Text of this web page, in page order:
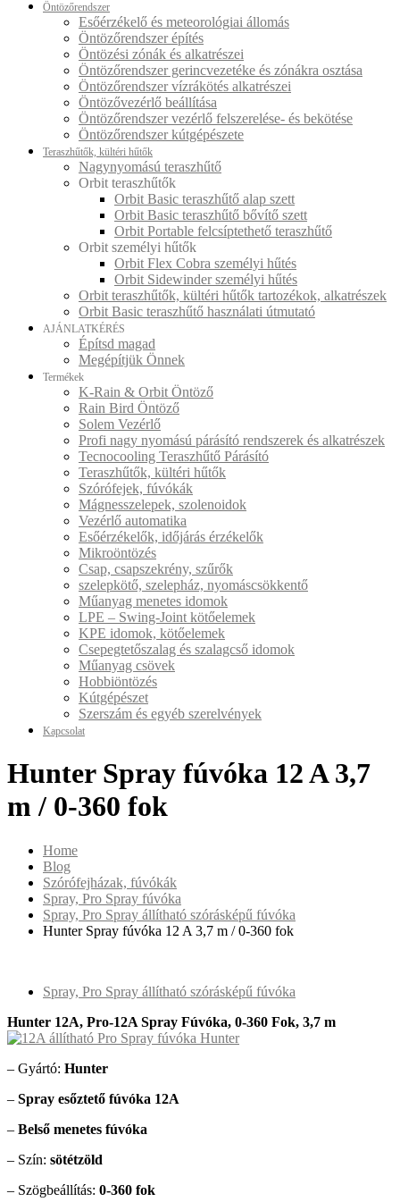
Öntözőrendszer
Esőérzékelő és meteorológiai állomás
Öntözőrendszer építés
Öntözési zónák és alkatrészei
Öntözőrendszer gerincvezetéke és zónákra osztása
Öntözőrendszer vízrákötés alkatrészei
Öntözővezérlő beállítása
Öntözőrendszer vezérlő felszerelése- és bekötése
Öntözőrendszer kútgépészete
Teraszhűtők, kültéri hűtők
Nagynyomású teraszhűtő
Orbit teraszhűtők
Orbit Basic teraszhűtő alap szett
Orbit Basic teraszhűtő bővítő szett
Orbit Portable felcsíptethető teraszhűtő
Orbit személyi hűtők
Orbit Flex Cobra személyi hűtés
Orbit Sidewinder személyi hűtés
Orbit teraszhűtők, kültéri hűtők tartozékok, alkatrészek
Orbit Basic teraszhűtő használati útmutató
AJÁNLATKÉRÉS
Építsd magad
Megépítjük Önnek
Termékek
K-Rain & Orbit Öntöző
Rain Bird Öntöző
Solem Vezérlő
Profi nagy nyomású párásító rendszerek és alkatrészek
Tecnocooling Teraszhűtő Párásító
Teraszhűtők, kültéri hűtők
Szórófejek, fúvókák
Mágnesszelepek, szolenoidok
Vezérlő automatika
Esőérzékelők, időjárás érzékelők
Mikroöntözés
Csap, csapszekrény, szűrők
szelepkötő, szelepház, nyomáscsökkentő
Műanyag menetes idomok
LPE – Swing-Joint kötőelemek
KPE idomok, kötőelemek
Csepegtetőszalag és szalagcső idomok
Műanyag csövek
Hobbiöntözés
Kútgépészet
Szerszám és egyéb szerelvények
Kapcsolat
Hunter Spray fúvóka 12 A 3,7
m / 0-360 fok
Home
Blog
Szórófejházak, fúvókák
Spray, Pro Spray fúvóka
Spray, Pro Spray állítható szórásképű fúvóka
Hunter Spray fúvóka 12 A 3,7 m / 0-360 fok
Spray, Pro Spray állítható szórásképű fúvóka
Hunter 12A, Pro-12A Spray Fúvóka, 0-360 Fok, 3,7 m
– Gyártó: Hunter
– Spray esőztető fúvóka 12A
– Belső menetes fúvóka
– Szín: sötétzöld
– Szögbeállítás: 0-360 fok